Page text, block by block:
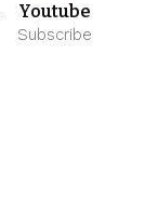
Youtube
Subscribe